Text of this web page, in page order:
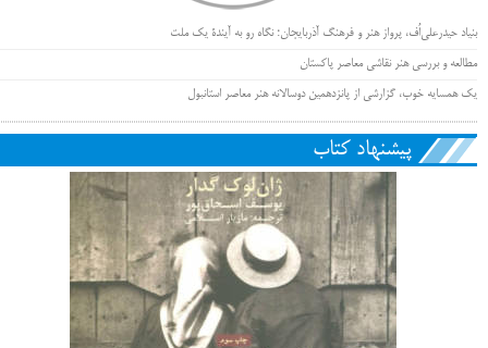
بنیاد حیدرعلی‌اُف، پرواز هنر و فرهنگ آذربایجان؛ نگاه رو به آیندۀ یک ملت
مطالعه و بررسی هنر نقاشی معاصر پاکستان
یک همسایه خوب، گزارشی از پانزدهمین دوسالانه هنر معاصر استانبول
پیشنهاد کتاب